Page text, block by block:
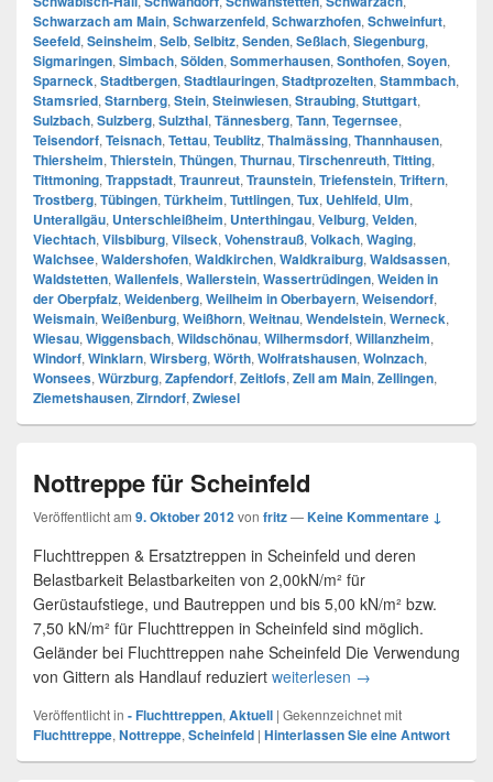
Schwarzach am Main, Schwarzenfeld, Schwarzhofen, Schweinfurt,
Seefeld, Seinsheim, Selb, Selbitz, Senden, Seßlach, Siegenburg,
Sigmaringen, Simbach, Sölden, Sommerhausen, Sonthofen, Soyen,
Sparneck, Stadtbergen, Stadtlauringen, Stadtprozelten, Stammbach,
Stamsried, Starnberg, Stein, Steinwiesen, Straubing, Stuttgart,
Sulzbach, Sulzberg, Sulzthal, Tännesberg, Tann, Tegernsee,
Teisendorf, Teisnach, Tettau, Teublitz, Thalmässing, Thannhausen,
Thiersheim, Thierstein, Thüngen, Thurnau, Tirschenreuth, Titting,
Tittmoning, Trappstadt, Traunreut, Traunstein, Triefenstein, Triftern,
Trostberg, Tübingen, Türkheim, Tuttlingen, Tux, Uehlfeld, Ulm,
Unterallgäu, Unterschleißheim, Unterthingau, Velburg, Velden,
Viechtach, Vilsbiburg, Vilseck, Vohenstrauß, Volkach, Waging,
Walchsee, Waldershofen, Waldkirchen, Waldkraiburg, Waldsassen,
Waldstetten, Wallenfels, Wallerstein, Wassertrüdingen, Weiden in
der Oberpfalz, Weidenberg, Weilheim in Oberbayern, Weisendorf,
Weismain, Weißenburg, Weißhorn, Weitnau, Wendelstein, Werneck,
Wiesau, Wiggensbach, Wildschönau, Wilhermsdorf, Willanzheim,
Windorf, Winklarn, Wirsberg, Wörth, Wolfratshausen, Wolnzach,
Wonsees, Würzburg, Zapfendorf, Zeitlofs, Zell am Main, Zellingen,
Ziemetshausen, Zirndorf, Zwiesel
Nottreppe für Scheinfeld
Veröffentlicht am 9. Oktober 2012von fritz—Keine Kommentare ↓
Fluchttreppen & Ersatztreppen in Scheinfeld und deren
Belastbarkeit Belastbarkeiten von 2,00kN/m² für
Gerüstaufstiege, und Bautreppen und bis 5,00 kN/m² bzw.
7,50 kN/m² für Fluchttreppen in Scheinfeld sind möglich.
Geländer bei Fluchttreppen nahe Scheinfeld Die Verwendung
von Gittern als Handlauf reduziert weiterlesen Nottreppe für
→
Veröffentlicht in - Fluchttreppen, Aktuell | Gekennzeichnet mit
Fluchttreppe, Nottreppe, Scheinfeld | Hinterlassen Sie eine Antwort